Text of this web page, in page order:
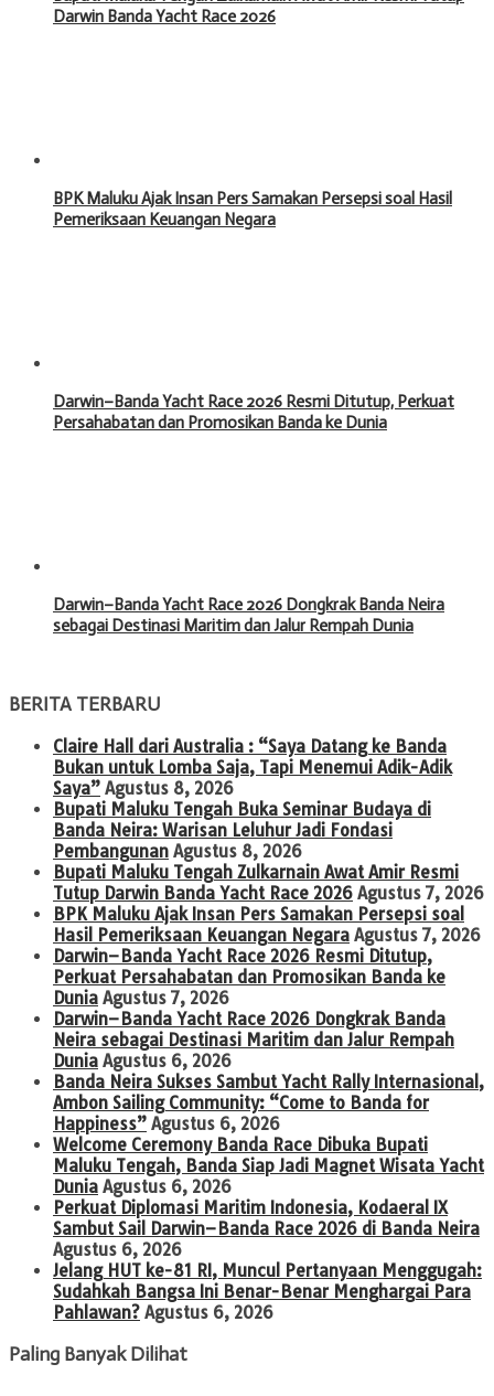
Darwin Banda Yacht Race 2026
BPK Maluku Ajak Insan Pers Samakan Persepsi soal Hasil
Pemeriksaan Keuangan Negara
Darwin–Banda Yacht Race 2026 Resmi Ditutup, Perkuat
Persahabatan dan Promosikan Banda ke Dunia
Darwin–Banda Yacht Race 2026 Dongkrak Banda Neira
sebagai Destinasi Maritim dan Jalur Rempah Dunia
BERITA TERBARU
Claire Hall dari Australia : “Saya Datang ke Banda
Bukan untuk Lomba Saja, Tapi Menemui Adik-Adik
Saya” Agustus 8, 2026
Bupati Maluku Tengah Buka Seminar Budaya di
Banda Neira: Warisan Leluhur Jadi Fondasi
Pembangunan Agustus 8, 2026
Bupati Maluku Tengah Zulkarnain Awat Amir Resmi
Tutup Darwin Banda Yacht Race 2026 Agustus 7, 2026
BPK Maluku Ajak Insan Pers Samakan Persepsi soal
Hasil Pemeriksaan Keuangan Negara Agustus 7, 2026
Darwin–Banda Yacht Race 2026 Resmi Ditutup,
Perkuat Persahabatan dan Promosikan Banda ke
Dunia Agustus 7, 2026
Darwin–Banda Yacht Race 2026 Dongkrak Banda
Neira sebagai Destinasi Maritim dan Jalur Rempah
Dunia Agustus 6, 2026
Banda Neira Sukses Sambut Yacht Rally Internasional,
Ambon Sailing Community: “Come to Banda for
Happiness” Agustus 6, 2026
Welcome Ceremony Banda Race Dibuka Bupati
Maluku Tengah, Banda Siap Jadi Magnet Wisata Yacht
Dunia Agustus 6, 2026
Perkuat Diplomasi Maritim Indonesia, Kodaeral IX
Sambut Sail Darwin–Banda Race 2026 di Banda Neira
Agustus 6, 2026
Jelang HUT ke-81 RI, Muncul Pertanyaan Menggugah:
Sudahkah Bangsa Ini Benar-Benar Menghargai Para
Pahlawan? Agustus 6, 2026
Paling Banyak Dilihat